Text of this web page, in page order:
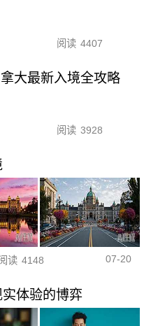
阅读 4407
大最新入境全攻略
阅读 3928
读 4148 07-20
体验的博弈